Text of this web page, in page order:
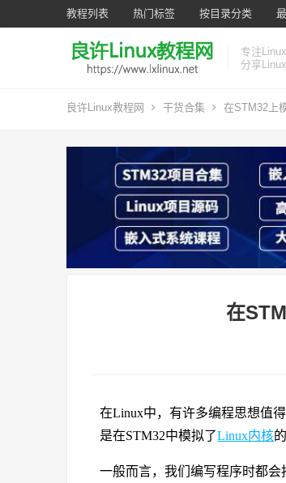
教程列表 热门标签 按目录分类
专注
分享
良许Linux教程网 干货合集 在STM32上
在
在Linux中，有许多编程思想值
是在STM32中模拟了Linux内核
一般而言，我们编写程序时都